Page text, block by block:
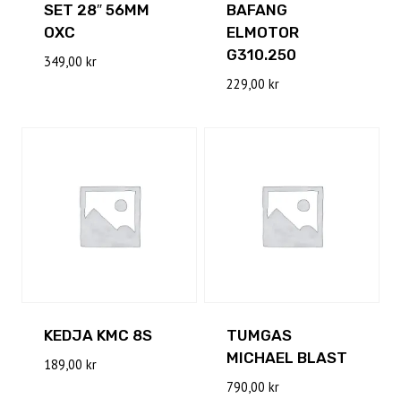
SET 28″ 56MM
OXC
349,00 kr
BAFANG
ELMOTOR
G310.250
229,00 kr
KEDJA KMC 8S
189,00 kr
TUMGAS
MICHAEL BLAST
790,00 kr